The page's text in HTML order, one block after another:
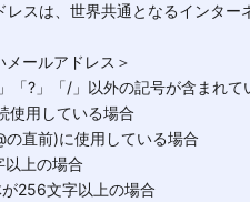
レスは、世界共通となるインタ
メールアドレス＞
「?」「/」以外の記号が含まれて
使用している場合
直前)に使用している場合
上の場合
256文字以上の場合